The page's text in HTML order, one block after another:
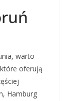
warto
oferują
Hamburg